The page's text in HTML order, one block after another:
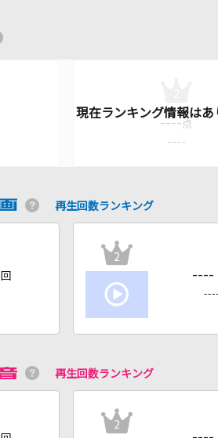
---- 点
----
再生回数ランキング
回
2
----
----
再生回数ランキング
2